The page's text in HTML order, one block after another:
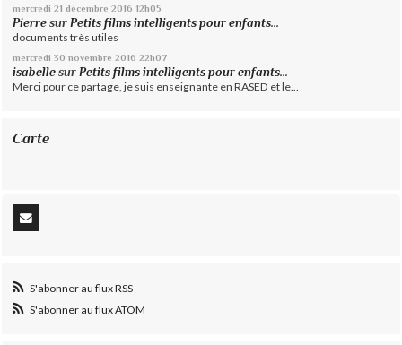
mercredi 21 décembre 2016 12h05
Pierre surPetits films intelligents pour enfants...
documents très utiles
mercredi 30 novembre 2016 22h07
isabelle surPetits films intelligents pour enfants...
Merci pour ce partage, je suis enseignante en RASED et le...
Carte
S'abonner au flux RSS
S'abonner au flux ATOM